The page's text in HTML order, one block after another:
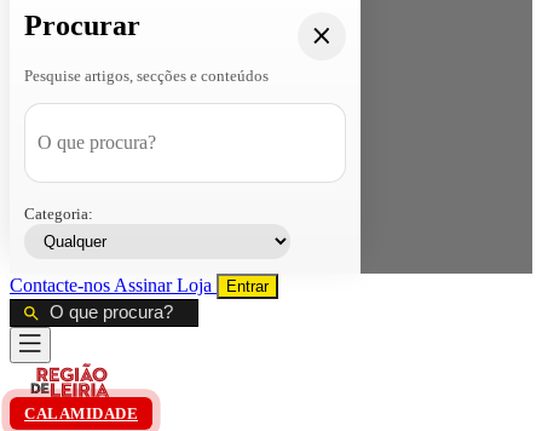
Procurar
Pesquise artigos, secções e conteúdos
Categoria:
Contacte-nos AssinarLoja Entrar
CALAMIDADE